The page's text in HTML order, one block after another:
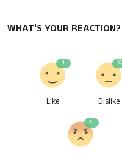
WHAT'S YOUR REACTION?
Like
1
Dislike
0
0